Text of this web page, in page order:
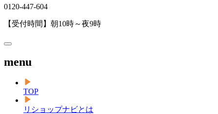
0120-447-604
【受付時間】朝10時～夜9時
menu
TOP
リショップナビとは